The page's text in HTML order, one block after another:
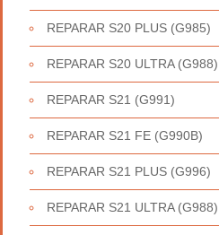
REPARAR S20 PLUS (G985)
REPARAR S20 ULTRA (G988)
REPARAR S21 (G991)
REPARAR S21 FE (G990B)
REPARAR S21 PLUS (G996)
REPARAR S21 ULTRA (G988)